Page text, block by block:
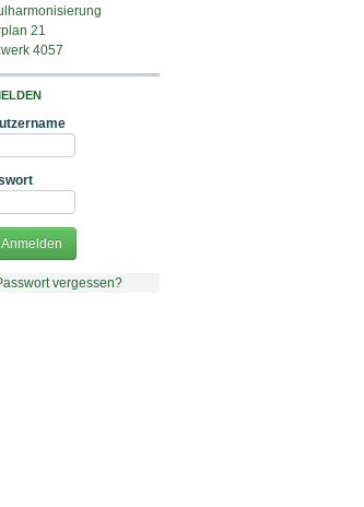
21
4057
vergessen?